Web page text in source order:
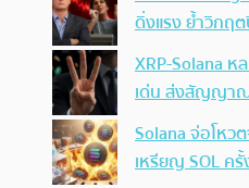
ดิ่งแรง ย้ำวิกฤ
XRP-Solana ห
เด่น ส่งสัญญาณ
Solana จ่อโหว
เหรียญ SOL ค